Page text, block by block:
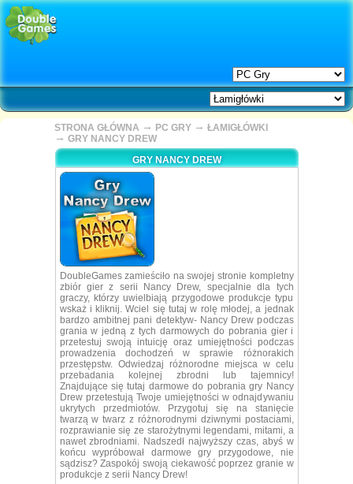
STRONA GŁÓWNA → PC GRY → ŁAMIGŁÓWKI
→ GRY NANCY DREW
GRY NANCY DREW
DoubleGames zamieściło na swojej stronie kompletny
zbiór gier z serii Nancy Drew, specjalnie dla tych
graczy, którzy uwielbiają przygodowe produkcje typu
wskaż i kliknij. Wciel się tutaj w rolę młodej, a jednak
bardzo ambitnej pani detektyw- Nancy Drew podczas
grania w jedną z tych darmowych do pobrania gier i
przetestuj swoją intuicję oraz umiejętności podczas
prowadzenia dochodzeń w sprawie różnorakich
przestępstw. Odwiedzaj różnorodne miejsca w celu
przebadania kolejnej zbrodni lub tajemnicy!
Znajdujące się tutaj darmowe do pobrania gry Nancy
Drew przetestują Twoje umiejętności w odnajdywaniu
ukrytych przedmiotów. Przygotuj się na stanięcie
twarzą w twarz z różnorodnymi dziwnymi postaciami,
rozprawianie się ze starożytnymi legendami, mitami, a
nawet zbrodniami. Nadszedł najwyższy czas, abyś w
końcu wypróbował darmowe gry przygodowe, nie
sądzisz? Zaspokój swoją ciekawość poprzez granie w
produkcje z serii Nancy Drew!